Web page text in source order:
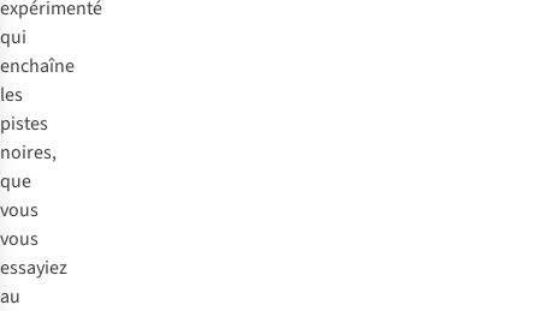
expérimenté
qui
enchaîne
les
pistes
noires,
que
vous
vous
essayiez
au